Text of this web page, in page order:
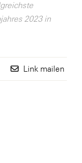
2023 in
Link mailen